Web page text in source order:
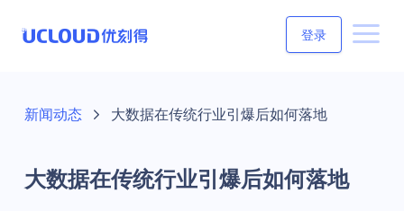
登录
新闻动态 大数据在传统行业引爆后如何落地
大数据在传统行业引爆后如何落地